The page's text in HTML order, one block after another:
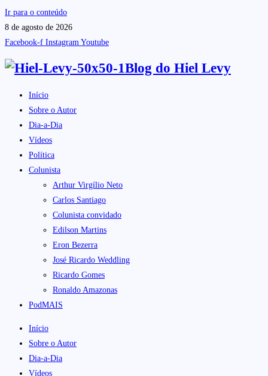
Ir para o conteúdo
8 de agosto de 2026
Facebook-f Instagram Youtube
Blog do Hiel Levy
Início
Sobre o Autor
Dia-a-Dia
Vídeos
Política
Colunista
Arthur Virgílio Neto
Carlos Santiago
Colunista convidado
Edilson Martins
Eron Bezerra
José Ricardo Weddling
Ricardo Gomes
Ronaldo Amazonas
PodMAIS
Início
Sobre o Autor
Dia-a-Dia
Vídeos